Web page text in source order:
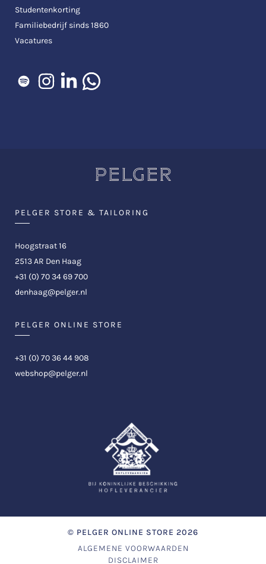
Studentenkorting
Familiebedrijf sinds 1860
Vacatures
PELGER STORE & TAILORING
Hoogstraat 16
2513 AR Den Haag
+31 (0) 70 34 69 700
denhaag@pelger.nl
PELGER ONLINE STORE
+31 (0) 70 36 44 908
webshop@pelger.nl
© PELGER ONLINE STORE 2026
ALGEMENE VOORWAARDEN
DISCLAIMER